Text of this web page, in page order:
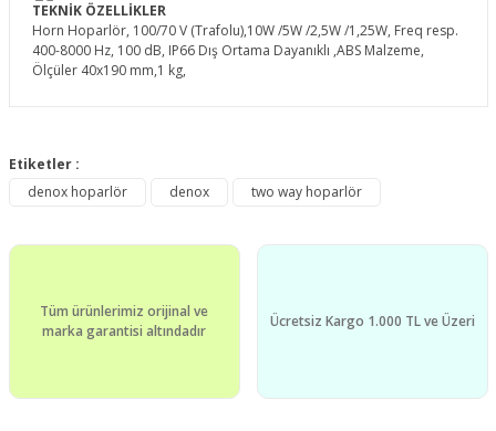
TEKNİK ÖZELLİKLER
Horn Hoparlör, 100/70 V (Trafolu),10W /5W /2,5W /1,25W, Freq resp.
400-8000 Hz, 100 dB, IP66 Dış Ortama Dayanıklı ,ABS Malzeme,
Ölçüler 40x190 mm,1 kg,
konularda yetersiz gördüğünüz noktaları öneri formunu
Görüş ve önerileriniz için teşekkür ederiz.
Ürün resmi kalitesiz, bozuk veya görüntülenemiyor.
Ürün bilgilerinde hatalar bulunuyor.
Etiketler :
denox hoparlör
denox two way hoparlör
Tüm ürünlerimiz orijinal ve
marka garantisi altındadır
Ücretsiz Kargo 1.000 TL ve Üzeri